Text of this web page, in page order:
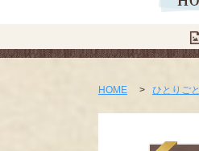
HOME > ひとりごと